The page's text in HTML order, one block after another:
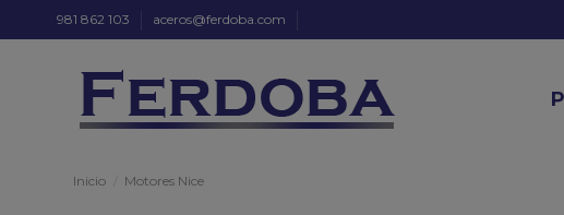
981 862 103 aceros@ferdoba.com
Inicio Motores Nice